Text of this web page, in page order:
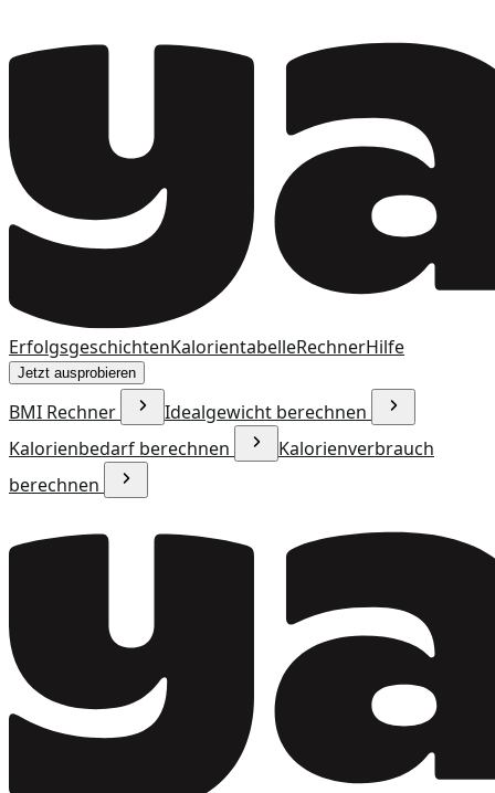
ErfolgsgeschichtenKalorientabelleRechnerHilfe
Jetzt ausprobieren
BMI Rechner
Idealgewicht berechnen
Kalorienbedarf berechnen
Kalorienverbrauch
berechnen